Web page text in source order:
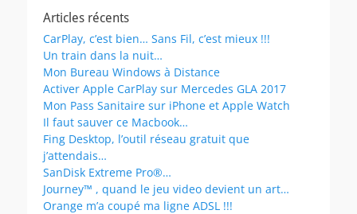
Articles récents
CarPlay, c’est bien… Sans Fil, c’est mieux !!!
Un train dans la nuit…
Mon Bureau Windows à Distance
Activer Apple CarPlay sur Mercedes GLA 2017
Mon Pass Sanitaire sur iPhone et Apple Watch
Il faut sauver ce Macbook…
Fing Desktop, l’outil réseau gratuit que
j’attendais…
SanDisk Extreme Pro®…
Journey™ , quand le jeu video devient un art…
Orange m’a coupé ma ligne ADSL !!!